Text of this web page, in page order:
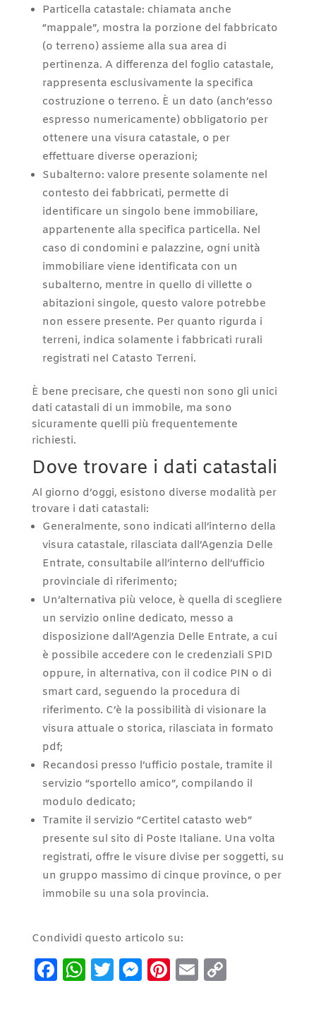
Particella catastale: chiamata anche
“mappale”, mostra la porzione del fabbricato
(o terreno) assieme alla sua area di
pertinenza. A differenza del foglio catastale,
rappresenta esclusivamente la specifica
costruzione o terreno. È un dato (anch’esso
espresso numericamente) obbligatorio per
ottenere una visura catastale, o per
effettuare diverse operazioni;
Subalterno: valore presente solamente nel
contesto dei fabbricati, permette di
identificare un singolo bene immobiliare,
appartenente alla specifica particella. Nel
caso di condomini e palazzine, ogni unità
immobiliare viene identificata con un
subalterno, mentre in quello di villette o
abitazioni singole, questo valore potrebbe
non essere presente. Per quanto rigurda i
terreni, indica solamente i fabbricati rurali
registrati nel Catasto Terreni.
È bene precisare, che questi non sono gli unici
dati catastali di un immobile, ma sono
sicuramente quelli più frequentemente
richiesti.
Dove trovare i dati catastali
Al giorno d’oggi, esistono diverse modalità per
trovare i dati catastali:
Generalmente, sono indicati all’interno della
visura catastale, rilasciata dall’Agenzia Delle
Entrate, consultabile all’interno dell’ufficio
provinciale di riferimento;
Un’alternativa più veloce, è quella di scegliere
un servizio online dedicato, messo a
disposizione dall’Agenzia Delle Entrate, a cui
è possibile accedere con le credenziali SPID
oppure, in alternativa, con il codice PIN o di
smart card, seguendo la procedura di
riferimento. C’è la possibilità di visionare la
visura attuale o storica, rilasciata in formato
pdf;
Recandosi presso l’ufficio postale, tramite il
servizio “sportello amico”, compilando il
modulo dedicato;
Tramite il servizio “Certitel catasto web”
presente sul sito di Poste Italiane. Una volta
registrati, offre le visure divise per soggetti, su
un gruppo massimo di cinque province, o per
immobile su una sola provincia.
Condividi questo articolo su:
Facebook
WhatsApp
Twitter
Messenger
Pinterest
EmailCopy